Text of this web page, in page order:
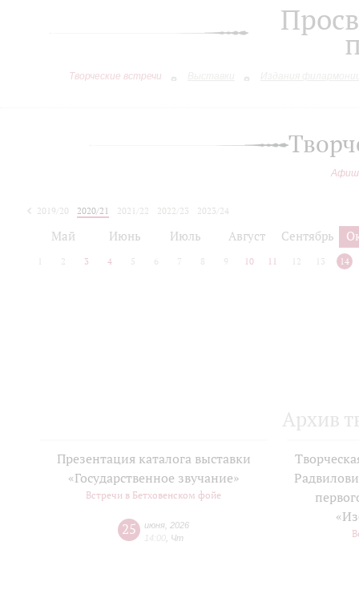
Творческие встречи
2019/20 2020/21 2021/22 2022/23
2023/24
Май Июнь Июль Август Сентябрь
2 3 4 5 6 7 8 9 10 11 12 13 14
Архив
Презентация каталога выставки
«Государственное звучание»
Встречи в Бетховенском фойе
25 июня 2026
14:00 Чт